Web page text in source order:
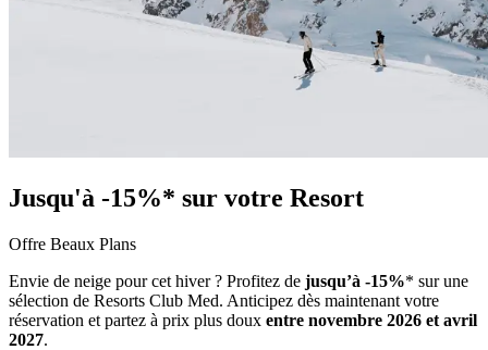
Jusqu'à -15%* sur votre Resort
Offre Beaux Plans
Envie de neige pour cet hiver ? Profitez de jusqu’à -15%* sur une
sélection de Resorts Club Med. Anticipez dès maintenant votre
réservation et partez à prix plus doux entre novembre 2026 et avril
2027.